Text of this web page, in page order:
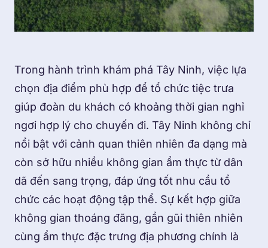
Trong hành trình khám phá Tây Ninh, việc lựa
chọn địa điểm phù hợp để tổ chức tiệc trưa
giúp đoàn du khách có khoảng thời gian nghỉ
ngơi hợp lý cho chuyến đi. Tây Ninh không chỉ
nổi bật với cảnh quan thiên nhiên đa dạng mà
còn sở hữu nhiều không gian ẩm thực từ dân
dã đến sang trọng, đáp ứng tốt nhu cầu tổ
chức các hoạt động tập thể. Sự kết hợp giữa
không gian thoáng đãng, gần gũi thiên nhiên
cùng ẩm thực đặc trưng địa phương chính là